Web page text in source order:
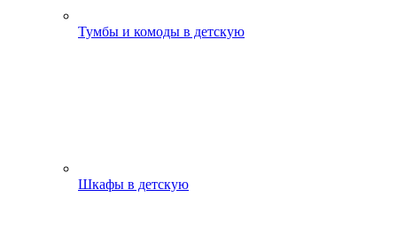
Тумбы и комоды в детскую
Шкафы в детскую